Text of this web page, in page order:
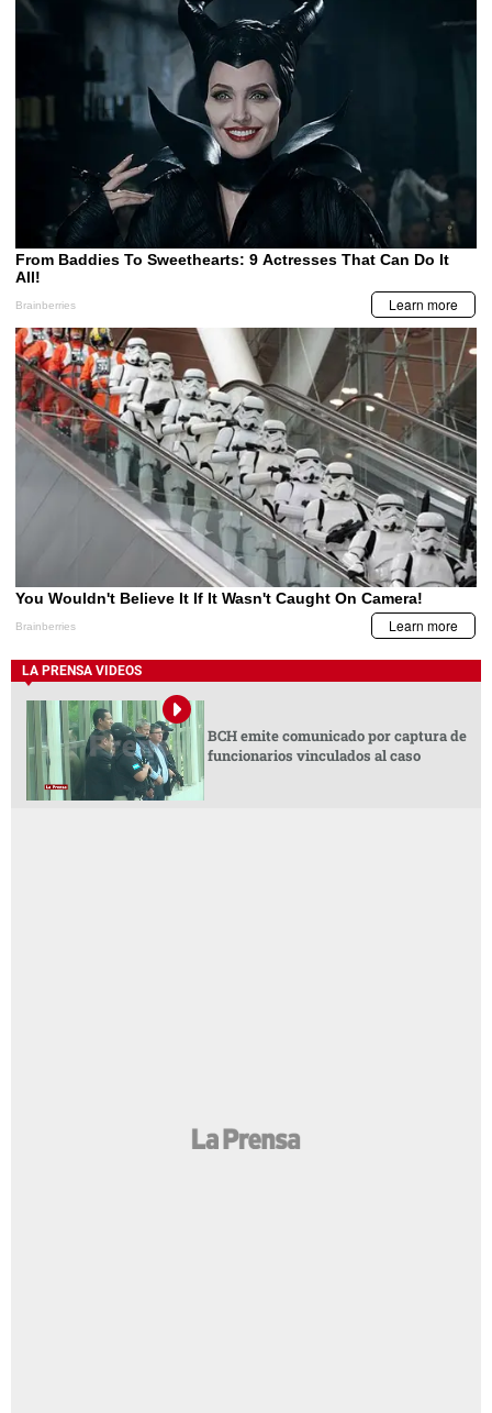
LA PRENSA VIDEOS
BCH emite comunicado por captura de
funcionarios vinculados al caso